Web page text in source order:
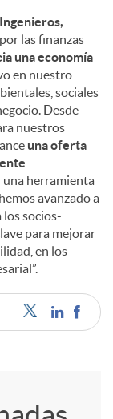
las finanzas
una economía
en nuestro
sociales
Desde
nuestros
una oferta
una herramienta
avanzado a
los socios-
para mejorar
en los